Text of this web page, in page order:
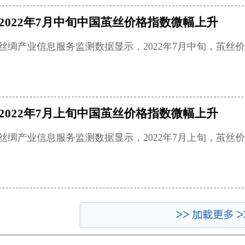
年7月中旬中国茧丝价格指数微幅上升
绸产业信息服务监测数据显示，2022年7月中旬，茧丝
年7月上旬中国茧丝价格指数微幅上升
绸产业信息服务监测数据显示，2022年7月上旬，茧丝